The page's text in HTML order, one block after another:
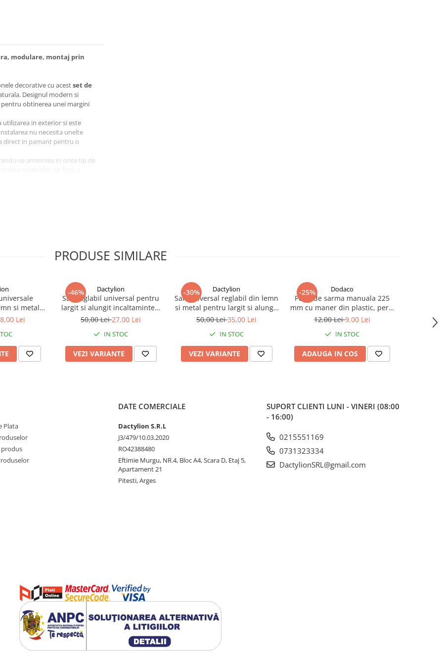
modulare, montaj prin
decorative cu acestset de
Designul modern si
obtinerea unei margini
in exterior si este
nu necesita unelte
direct in pamant pentru o
se armonios in orice tip de
terenului. Piesele pot
pastrandu-si
practica si decorativa, fara
PRODUSE SIMILARE
si metal
alungit
pantofi,
ghete
Lei
-46% Dactylion
San reglabil universal pentru
largit si alungit incaltamintea,
din plastic si metal – Dispozitiv
pantofilor
50,00 Lei27,00 Lei
IN STOC
VEZI VARIANTE
-30% Dactylion
San universal reglabil din lemn
si metal pentru largit si alungit
incaltamintea – Dispozitiv
adidasi si ghete
50,00 Lei35,00 Lei
IN STOC
VEZI VARIANTE
-25% Dodaco
Perie de sarma manuala 225
mm cu maner din plastic, perie
curatare rugina si impuritati,
vopsire si lacuire
12,00 Lei9,00 Lei
IN STOC
ADAUGA IN COS
ABS/
Plata
produs
DATE COMERCIALE
Dactylion S.R.L
J3/479/10.03.2020
RO42388480
Eftimie Murgu, NR.4, Bloc A4, Scara D, Etaj 5,
Apartament 21
Pitesti, Arges
SUPORT CLIENTI LUNI - VINERI (08:00
- 16:00)
0215551169
0731323334
DactylionSRL@gmail.com